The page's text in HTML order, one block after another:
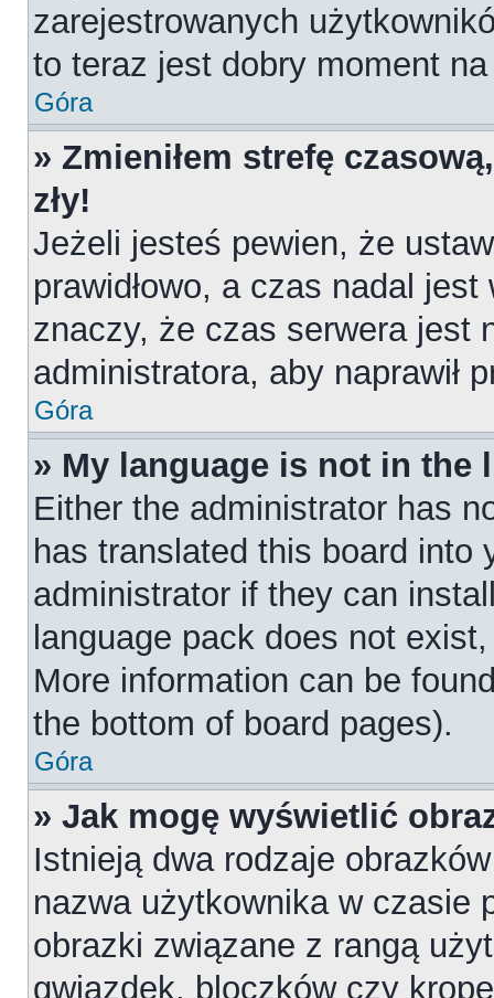
zarejestrowanych
to teraz jest dobry moment
Góra
» Zmieniłem strefę
zły!
Jeżeli jesteś pewien, że
prawidłowo, a czas nadal
znaczy, że czas serwera jest
administratora, aby naprawił
Góra
» My language is not in the
Either the administrator has
has translated this board into
administrator if they can
language pack does not
More information can be
the bottom of board pages).
Góra
» Jak mogę wyświetlić
Istnieją dwa rodzaje
nazwa użytkownika w czasie
obrazki związane z rangą
gwiazdek, bloczków czy